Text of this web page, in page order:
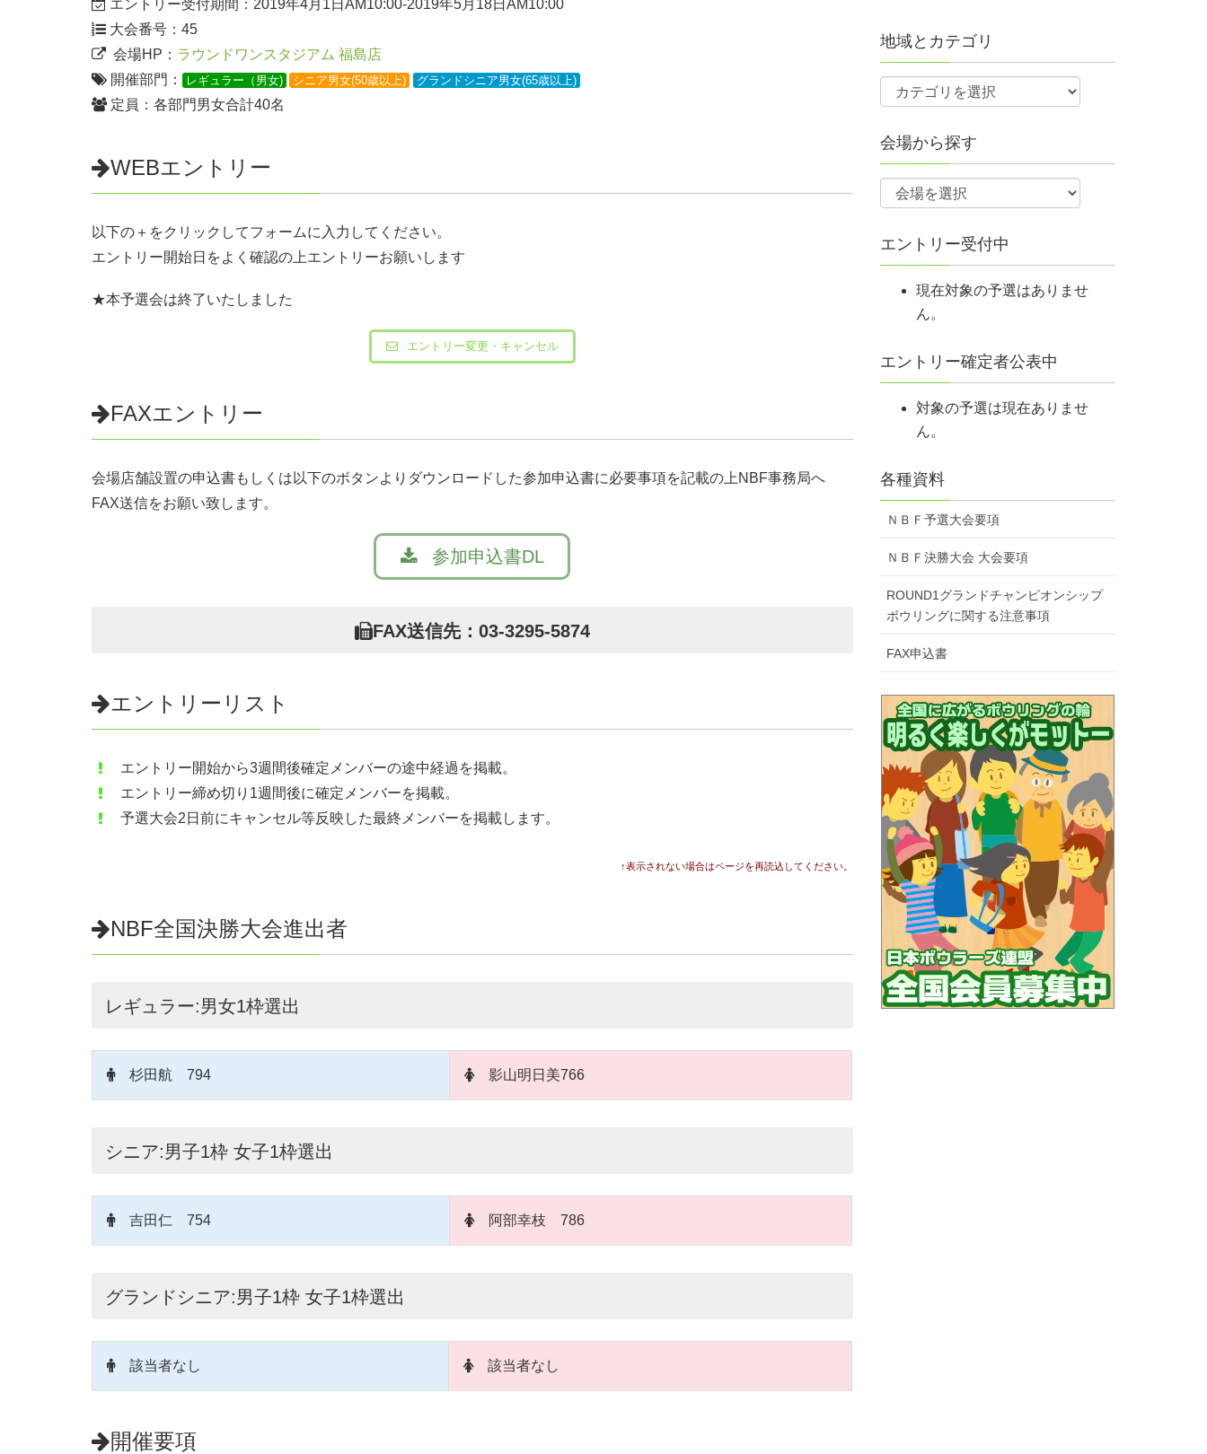
エントリー受付期間：2019年4月1日AM10:00-2019年5月18日AM10:00
大会番号：45
会場HP： ラウンドワンスタジアム 福島店
開催部門：
レギュラー（男女) シニア男女(50歳以上) グランドシニア男女(65歳以上)
定員：各部門男女合計40名
WEBエントリー
以下の＋をクリックしてフォームに入力してください。
エントリー開始日をよく確認の上エントリーお願いします
★本予選会は終了いたしました
エントリー変更・キャンセル
FAXエントリー
会場店舗設置の申込書もしくは以下のボタンよりダウンロードした参加申込書に必要事項を記載の上NBF事務局へ
FAX送信をお願い致します。
参加申込書DL
FAX送信先：03-3295-5874
エントリーリスト
エントリー開始から3週間後確定メンバーの途中経過を掲載。
エントリー締め切り1週間後に確定メンバーを掲載。
予選大会2日前にキャンセル等反映した最終メンバーを掲載します。
↑表示されない場合はページを再読込してください。
NBF全国決勝大会進出者
レギュラー:男女1枠選出
杉田航 794 影山明日美766
シニア:男子1枠 女子1枠選出
吉田仁 754 阿部幸枝 786
グランドシニア:男子1枠 女子1枠選出
該当者なし 該当者なし
開催要項
地域とカテゴリ
会場から探す
エントリー受付中
現在対象の予選はありませ
ん。
エントリー確定者公表中
対象の予選は現在ありませ
ん。
各種資料
ＮＢＦ予選大会要項
ＮＢＦ決勝大会 大会要項
ROUND1グランドチャンピオンシップ
ボウリングに関する注意事項
FAX申込書